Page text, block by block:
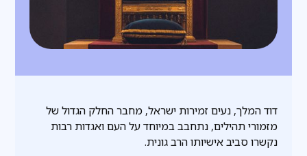
דוד המלך, נעים זמירות ישראל, מחבר החלק הגדול של
מזמורי תהילים, נתחבב במיוחד על העם ואגדות רבות
נקשרו סביב אישיותו הרב גונית.